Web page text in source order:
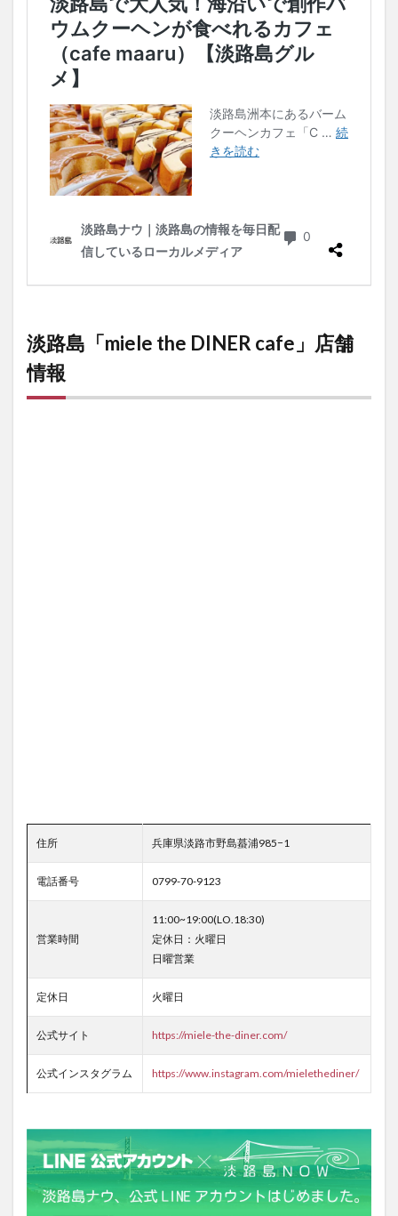
淡路島「miele the DINER cafe 」店舗
情報
住所 兵庫県淡路市野島蟇浦985−1
電話番号 0799-70-9123
営業時間
11:00~19:00(LO.18:30)
定休日：火曜日
日曜営業
定休日 火曜日
公式サイト https://miele-the-diner.com/
公式インスタグラム https://www.instagram.com/mielethediner/